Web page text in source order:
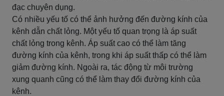
đạc chuyên dụng.
Có nhiều yếu tố có thể ảnh hưởng đến đường kính của
kênh dẫn chất lỏng. Một yếu tố quan trọng là áp suất
chất lỏng trong kênh. Áp suất cao có thể làm tăng
đường kính của kênh, trong khi áp suất thấp có thể làm
giảm đường kính. Ngoài ra, tác động từ môi trường
xung quanh cũng có thể làm thay đổi đường kính của
kênh.